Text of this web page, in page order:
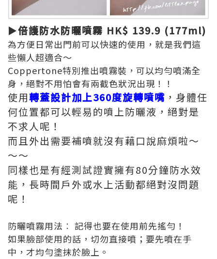
►倍護防水防曬噴霧 HK$ 139.9 (177ml)
為方便日常出門前可以快速的使用，就是我們這
些懶人超適合～
Coppertone特別推出噴霧裝，可以均勻噴滿全
身，絕對不用怕會有兩截色狀況出現！！
使用轉蓋設計加上360度旋轉噴嘴 ，身體任
何位置都可以輕易的噴上防曬液，絕對是
不求人呢！
而且外出需要補噴就沒有藉口說麻煩啦～
～～
同樣也是有經測試證實擁有80分鐘防水效
能，長時間戶外或水上活動都絕對沒問題
呢！
防曬噴霧用法︰ 記得也要在使用前先搖勻！
如果臉部使用的話，切勿直接噴；要先噴在手
中，才均勻塗抹於臉上。